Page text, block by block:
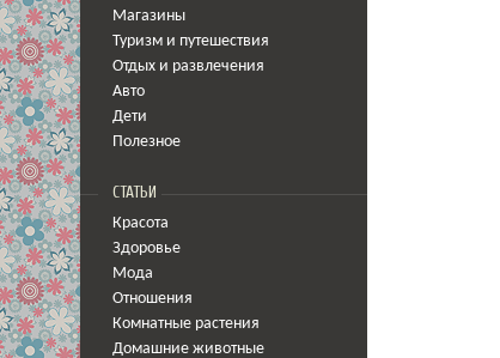
Магазины
Туризм и путешествия
Отдых и развлечения
Авто
Дети
Полезное
СТАТЬИ
Красота
Здоровье
Мода
Отношения
Комнатные растения
Домашние животные